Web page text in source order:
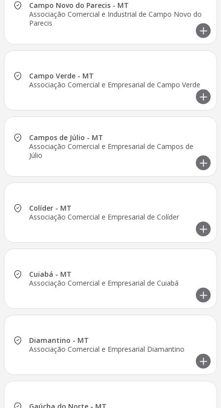
Campo Novo do Parecis - MT
Associação Comercial e Industrial de Campo Novo do
Parecis
Campo Verde - MT
Associação Comercial e Empresarial de Campo Verde
Campos de Júlio - MT
Associação Comercial e Empresarial de Campos de
Júlio
Colíder - MT
Associação Comercial e Empresarial de Colíder
Cuiabá - MT
Associação Comercial e Empresarial de Cuiabá
Diamantino - MT
Associação Comercial e Empresarial Diamantino